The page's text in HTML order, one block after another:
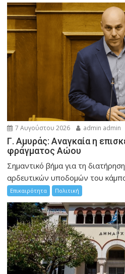
7 Αυγούστου 2026 admin admin
Γ. Αμυράς: Αναγκαία η
φράγματος Αώου
Σημαντικό βήμα για τη
αρδευτικών υποδομών του
Επικαιρότητα Πολιτική